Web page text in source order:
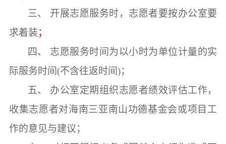
三、 开展志愿服务时，志愿者要按办公室要
求着装；
四、 志愿服务时间为以小时为单位计量的实
际服务时间(不含往返时间)；
五、 办公室定期组织志愿者绩效评估工作，
收集志愿者对海南三亚南山功德基金会或项目工
作的意见与建议；